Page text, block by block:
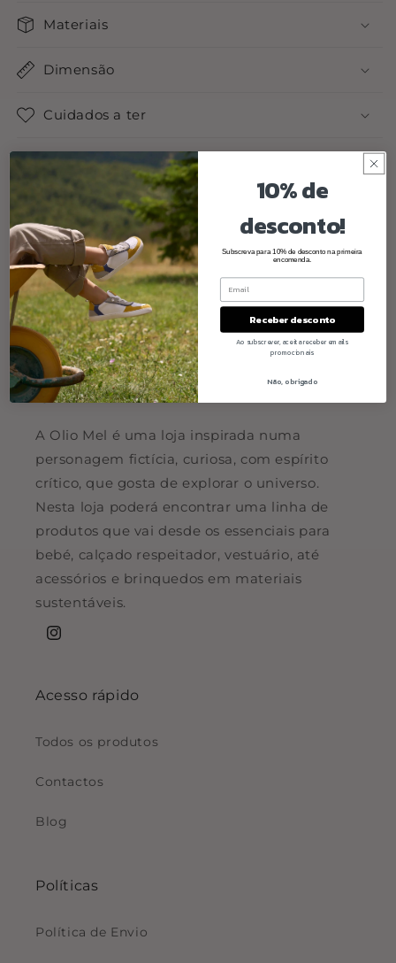
Materiais
Dimensão
Cuidados a ter
Share
Quem somos
A Olio Mel é uma loja inspirada numa
personagem fictícia, curiosa, com espírito
crítico, que gosta de explorar o universo.
Nesta loja poderá encontrar uma linha de
produtos que vai desde os essenciais para
bebé, calçado respeitador, vestuário, até
acessórios e brinquedos em materiais
sustentáveis.
Instagram
Acesso rápido
Todos os produtos
Contactos
Blog
Políticas
Política de Envio
10% de
desconto!
Subscreva para 10% de desconto na primeira
encomenda.
Receber desconto
Ao subscrever, aceita receber emails
promocionais
Não, obrigado